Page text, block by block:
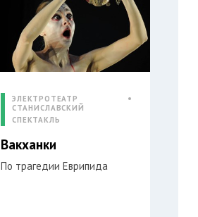
ЭЛЕКТРОТЕАТР
СТАНИСЛАВСКИЙ
СПЕКТАКЛЬ
Вакханки
По трагедии Еврипида